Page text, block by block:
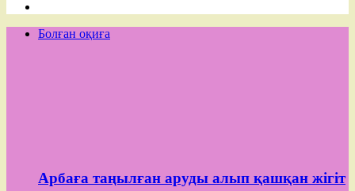
Болған оқиға
Арбаға таңылған аруды алып қашқан жігіт